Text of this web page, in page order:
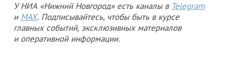
У НИА «Нижний Новгород» есть каналы в Telegram
и MAX. Подписывайтесь, чтобы быть в курсе
главных событий, эксклюзивных материалов
и оперативной информации.